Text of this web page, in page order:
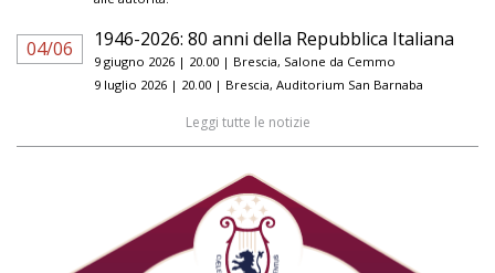
04/06 1946-2026: 80 anni della Repubblica Italiana
9 giugno 2026 | 20.00 | Brescia, Salone da Cemmo
9 luglio 2026 | 20.00 | Brescia, Auditorium San Barnaba
Leggi tutte le notizie